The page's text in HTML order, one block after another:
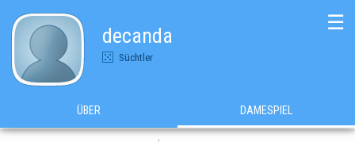
decanda
Süchtler
☰
ÜBER DAMESPIEL